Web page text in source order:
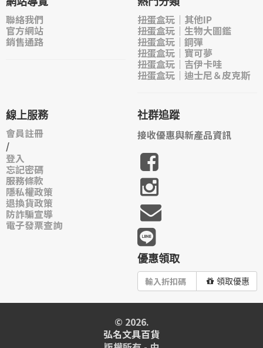
網站導覽
聯絡我們
官方網站
銷售通路
熱門分類
扭蛋盒玩｜其他IP
扭蛋盒玩｜生物大圖鑑
扭蛋盒玩｜鋼彈
扭蛋盒玩｜寶可夢
扭蛋盒玩｜吉伊卡哇
扭蛋盒玩｜迪士尼＆皮克斯
線上服務
會員註冊
/
登入
忘記密碼
服務條款
隱私權政策
退換貨政策
防詐騙宣導
電子發票查詢
社群追蹤
接收優惠與新產品資訊
優惠領取
領取優惠
© 2026.
弘名文具百貨